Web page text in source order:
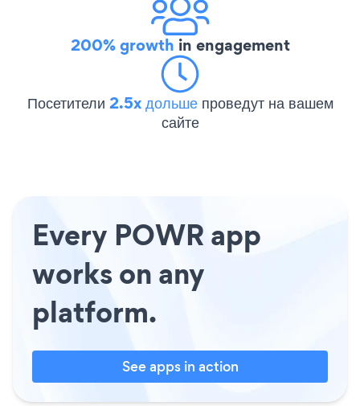
200% growth in engagement
Посетители 2.5x дольше проведут на вашем
сайте
Every POWR app
works on any
platform.
See apps in action